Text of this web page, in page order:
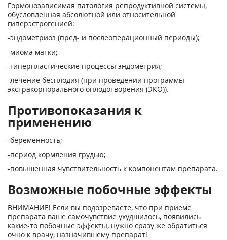
Гормонозависимая патология репродуктивной системы,
обусловленная абсолютной или относительной
гиперэстрогенией:
-эндометриоз (пред- и послеоперационный периоды);
-миома матки;
-гиперпластические процессы эндометрия;
-лечение бесплодия (при проведении программы
экстракорпорального оплодотворения (ЭКО)).
Противопоказания к
применению
-беременность;
-период кормления грудью;
-повышенная чувствительность к компонентам препарата.
Возможные побочные эффекты
ВНИМАНИЕ! Если вы подозреваете, что при приеме
препарата ваше самочувствие ухудшилось, появились
какие-то побочные эффекты, нужно сразу же обратиться
очно к врачу, назначившему препарат!